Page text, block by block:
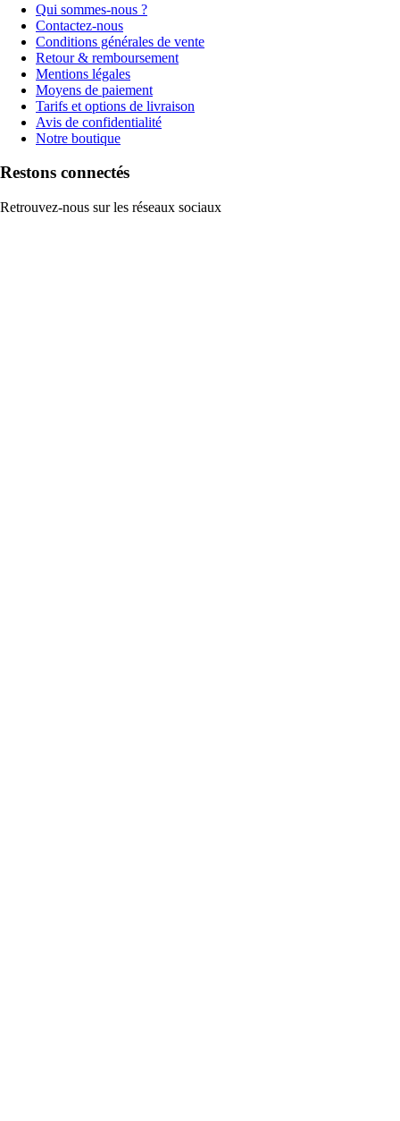
Qui sommes-nous ?
Contactez-nous
Conditions générales de vente
Retour & remboursement
Mentions légales
Moyens de paiement
Tarifs et options de livraison
Avis de confidentialité
Notre boutique
Restons connectés
Retrouvez-nous sur les réseaux sociaux